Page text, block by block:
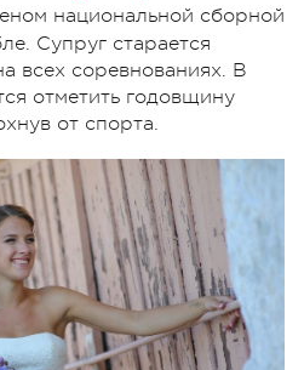
национальной сборной
Супруг старается
всех соревнованиях. В
отметить годовщину
от спорта.